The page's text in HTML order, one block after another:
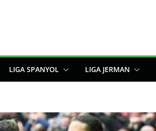
LIGA SPANYOL LIGA JERMAN